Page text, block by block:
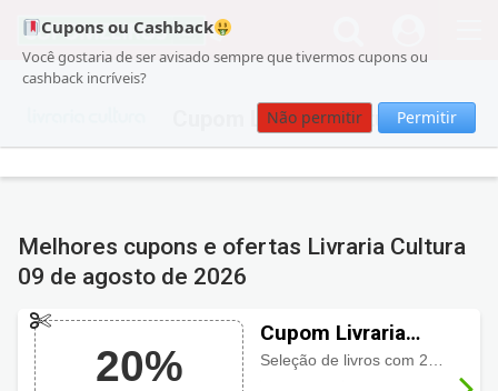
Cupons ou Cashback
Você gostaria de ser avisado sempre que tivermos cupons ou
cashback incríveis?
Não permitir Permitir
Cupom Livraria Cultura
Melhores cupons e ofertas Livraria Cultura
09 de agosto de 2026
20%
Cupom Livraria
Cultura 20% de
Seleção de livros com 20% desconto com este código de desconto Livraria Cultura. Aproveite!